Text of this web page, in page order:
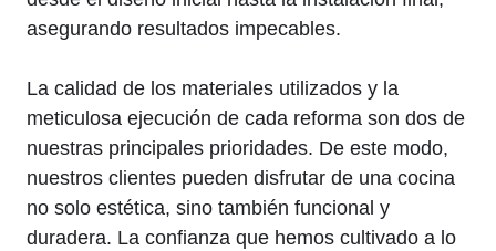
asegurando resultados impecables.
La calidad de los materiales utilizados y la
meticulosa ejecución de cada reforma son dos de
nuestras principales prioridades. De este modo,
nuestros clientes pueden disfrutar de una cocina
no solo estética, sino también funcional y
duradera. La confianza que hemos cultivado a lo